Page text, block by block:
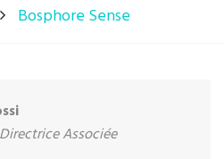
Bosphore Sense
Associée